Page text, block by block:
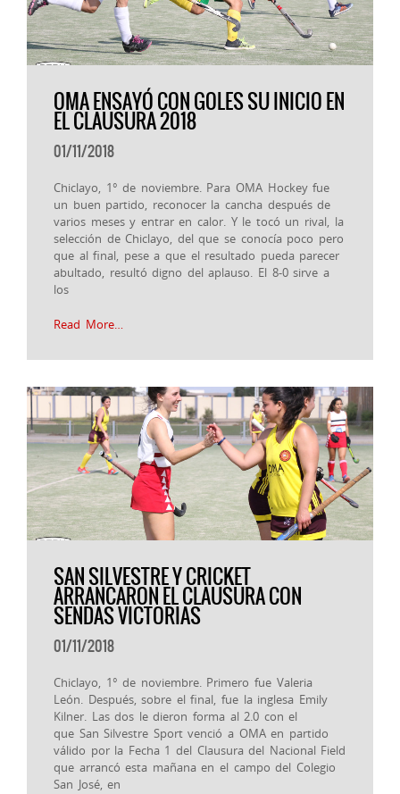
OMA ENSAYÓ CON GOLES SU INICIO EN
EL CLAUSURA 2018
01/11/2018
Chiclayo, 1° de noviembre. Para OMA Hockey fue
un buen partido, reconocer la cancha después de
varios meses y entrar en calor. Y le tocó un rival, la
selección de Chiclayo, del que se conocía poco pero
que al final, pese a que el resultado pueda parecer
abultado, resultó digno del aplauso. El 8-0 sirve a
los
Read More…
SAN SILVESTRE Y CRICKET
ARRANCARON EL CLAUSURA CON
SENDAS VICTORIAS
01/11/2018
Chiclayo, 1° de noviembre. Primero fue Valeria
León. Después, sobre el final, fue la inglesa Emily
Kilner. Las dos le dieron forma al 2.0 con el
que San Silvestre Sport venció a OMA en partido
válido por la Fecha 1 del Clausura del Nacional Field
que arrancó esta mañana en el campo del Colegio
San José, en